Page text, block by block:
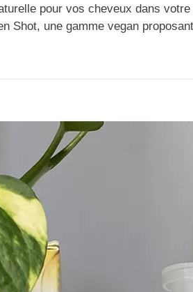
pour vos cheveux dans
Shot, une gamme vegan